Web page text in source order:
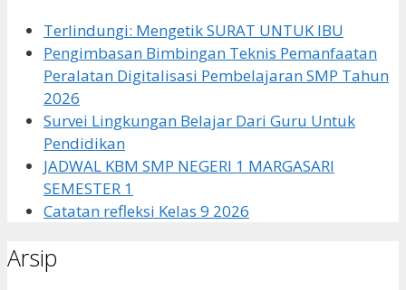
Terlindungi: Mengetik SURAT UNTUK IBU
Pengimbasan Bimbingan Teknis Pemanfaatan
Peralatan Digitalisasi Pembelajaran SMP Tahun
2026
Survei Lingkungan Belajar Dari Guru Untuk
Pendidikan
JADWAL KBM SMP NEGERI 1 MARGASARI
SEMESTER 1
Catatan refleksi Kelas 9 2026
Arsip